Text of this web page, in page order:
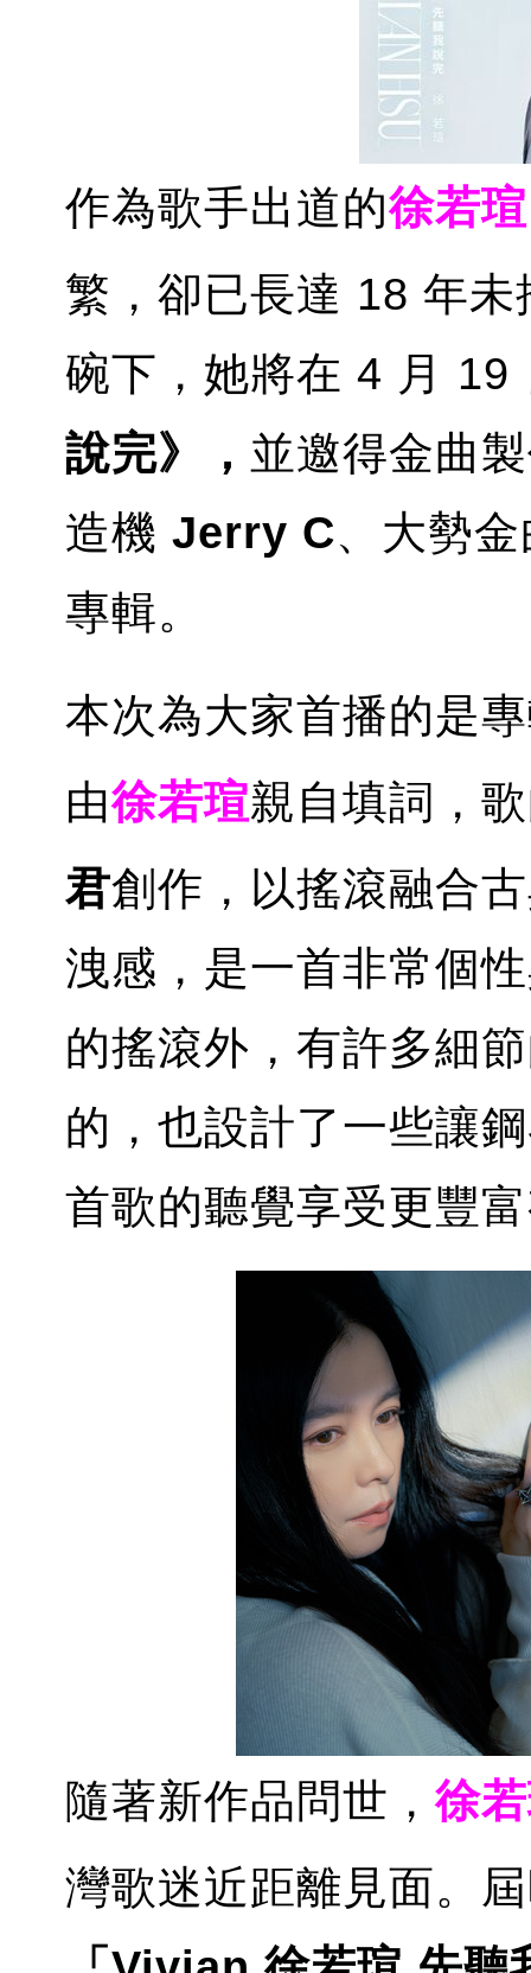
作為歌手出道的徐若瑄
繁，卻已長達 18 年
碗下，她將在 4 月 19
說完》， 並邀得金曲
造機 Jerry C、大勢
專輯。
本次為大家首播的是
由徐若瑄親自填詞，
君創作，以搖滾融合
洩感，是一首非常個
的搖滾外，有許多細
的，也設計了一些讓
首歌的聽覺享受更豐
隨著新作品問世，徐
灣歌迷近距離見面。